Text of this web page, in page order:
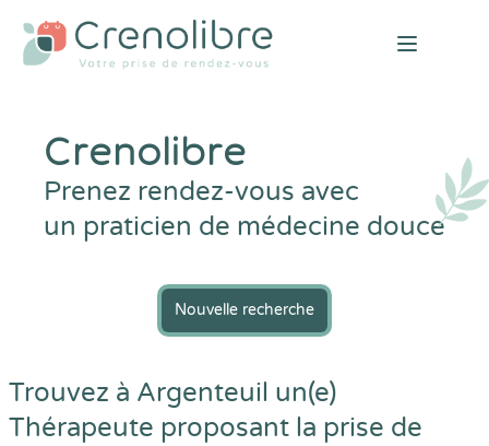
Open
Crenolibre
Prenez rendez-vous avec
un praticien de médecine douce
Nouvelle recherche
Trouvez à Argenteuil un(e)
Thérapeute proposant la prise de